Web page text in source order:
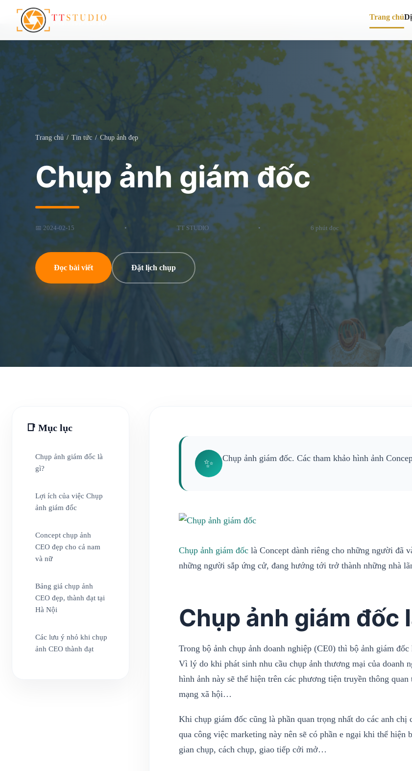
Trang chủ
Trang chủ / Tin tức / Chụp ảnh đẹp
Chụp ảnh giám đốc
📅 2024-02-15 • TT STUDIO • 6 phút đọc
Đọc bài viết Đặt lịch chụp
📑 Mục lục
Chụp ảnh giám đốc là
gì?
Lợi ích của việc Chụp
ảnh giám đốc
Concept chụp ảnh
CEO đẹp cho cả nam
và nữ
Bảng giá chụp ảnh
CEO đẹp, thành đạt tại
Hà Nội
Các lưu ý nhỏ khi chụp
ảnh CEO thành đạt
✨ Chụp ảnh giám đốc. Các tham khảo hình ảnh
Chụp ảnh giám đốc là Concept dành riêng cho những người đã
những người sắp ứng cử, đang hướng tới trở thành những nhà
Chụp ảnh giám đốc
Trong bộ ảnh chụp ảnh doanh nghiệp (CE0) thì bộ ảnh giám
Vì lý do khi phát sinh nhu cầu chụp ảnh thương mại của doanh
hình ảnh này sẽ thể hiện trên các phương tiện truyền thông
mạng xã hội…
Khi chụp giám đốc cũng là phần quan trọng nhất do các anh
qua công việc marketing này nên sẽ có phần e ngại khi thể
gian chụp, cách chụp, giao tiếp cởi mở…